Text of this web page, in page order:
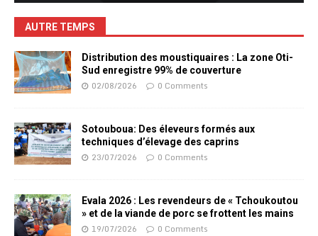
AUTRE TEMPS
Distribution des moustiquaires : La zone Oti-
Sud enregistre 99% de couverture
02/08/2026 0 Comments
Sotouboua: Des éleveurs formés aux
techniques d’élevage des caprins
23/07/2026 0 Comments
Evala 2026 : Les revendeurs de « Tchoukoutou
» et de la viande de porc se frottent les mains
19/07/2026 0 Comments